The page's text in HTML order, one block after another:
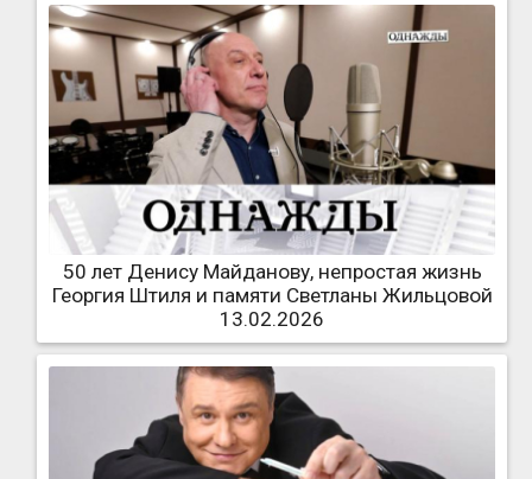
50 лет Денису Майданову, непростая жизнь
Георгия Штиля и памяти Светланы Жильцовой
13.02.2026